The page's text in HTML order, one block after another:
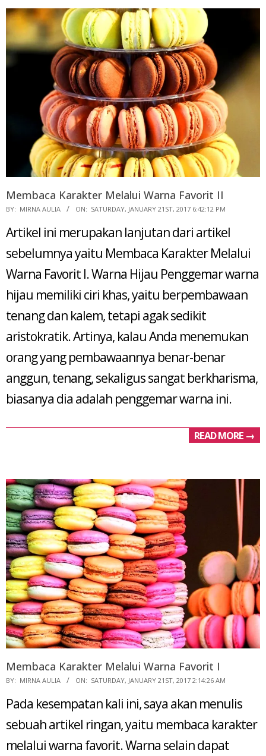
Membaca Karakter Melalui Warna Favorit II
2017-
21
BY: MIRNA AULIA ON: SATURDAY, JANUARY 21ST, 2017 6:42:12 PM
Artikel ini merupakan lanjutan dari artikel
sebelumnya yaitu Membaca Karakter Melalui
Warna Favorit I. Warna Hijau Penggemar warna
hijau memiliki ciri khas, yaitu berpembawaan
tenang dan kalem, tetapi agak sedikit
aristokratik. Artinya, kalau Anda menemukan
orang yang pembawaannya benar-benar
anggun, tenang, sekaligus sangat berkharisma,
biasanya dia adalah penggemar warna ini.
READ MORE →
Membaca Karakter Melalui Warna Favorit I
2017-
21
BY: MIRNA AULIA ON: SATURDAY, JANUARY 21ST, 2017 2:14:26 AM
Pada kesempatan kali ini, saya akan menulis
sebuah artikel ringan, yaitu membaca karakter
melalui warna favorit. Warna selain dapat